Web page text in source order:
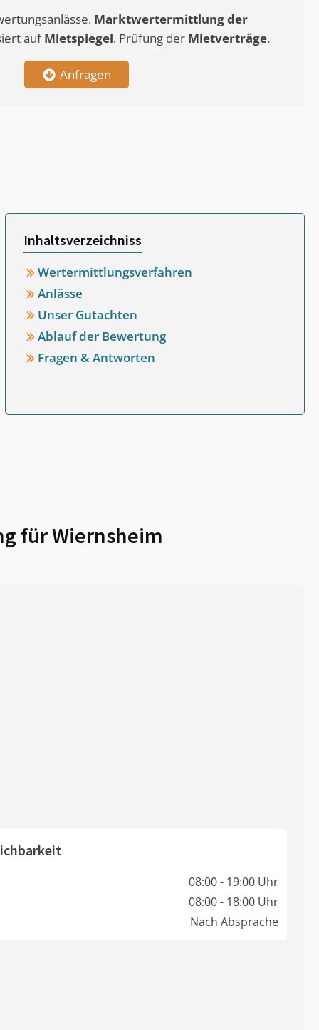
Marktwertermittlungder
aufMietspiegel. Prüfung der Mietverträge.
Anfragen
Inhaltsverzeichniss
Wertermittlungsverfahren
Anlässe
Unser Gutachten
Ablauf der Bewertung
Fragen & Antworten
fürWiernsheim
08:00 - 19:00 Uhr
08:00 - 18:00 Uhr
Nach Absprache